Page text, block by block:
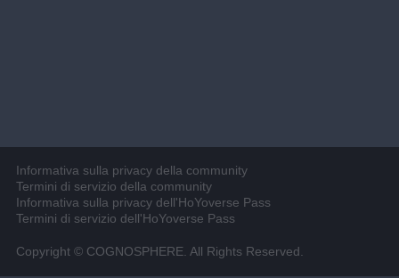
Informativa sulla privacy della community
Termini di servizio della community
Informativa sulla privacy dell'HoYoverse Pass
Termini di servizio dell'HoYoverse Pass
Copyright © COGNOSPHERE. All Rights Reserved.